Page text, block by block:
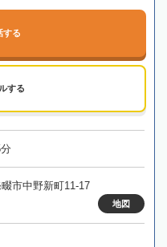
する
する
市中野新町11-17
地図